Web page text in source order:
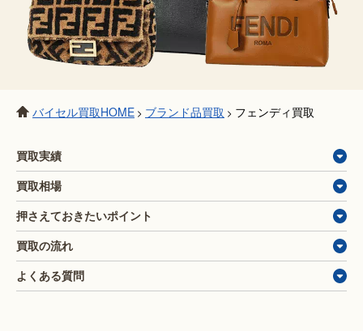
バイセル買取HOME > ブランド品買取 > フェンディ買取
買取実績
買取相場
押さえておきたいポイント
買取の流れ
よくある質問